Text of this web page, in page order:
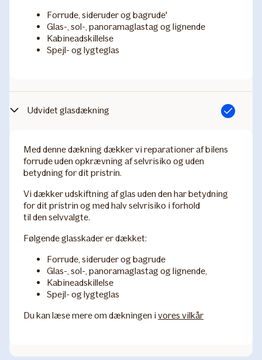
Forrude, sideruder og bagrude'
Glas-, sol-, panoramaglastag og lignende
Kabineadskillelse
Spejl- og lygteglas
Udvidet glasdækning Inkluderet
Med denne dækning dækker vi reparationer af bilens
forrude uden opkrævning af selvrisiko og uden
betydning for dit pristrin.
Vi dækker udskiftning af glas uden den har betydning
for dit pristrin og med halv selvrisiko i forhold
til den selvvalgte.
Følgende glasskader er dækket:
Forrude, sideruder og bagrude
Glas-, sol-, panoramaglastag og lignende,
Kabineadskillelse
Spejl- og lygteglas
Du kan læse mere om dækningen i vores vilkår